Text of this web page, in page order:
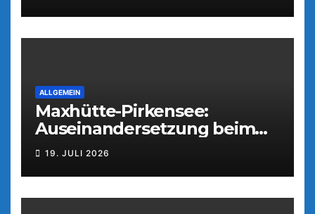
ALLGEMEIN
Maxhütte-Pirkensee:
Auseinandersetzung beim
Parkfest
19. JULI 2026